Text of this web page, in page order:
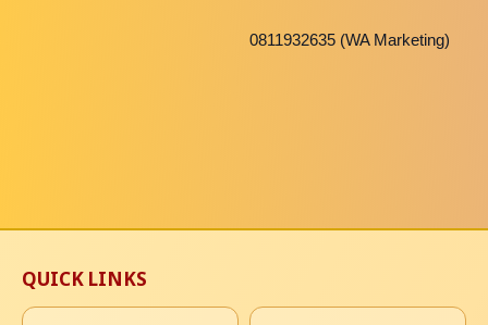
0811932635 (WA Marketing)
QUICK LINKS